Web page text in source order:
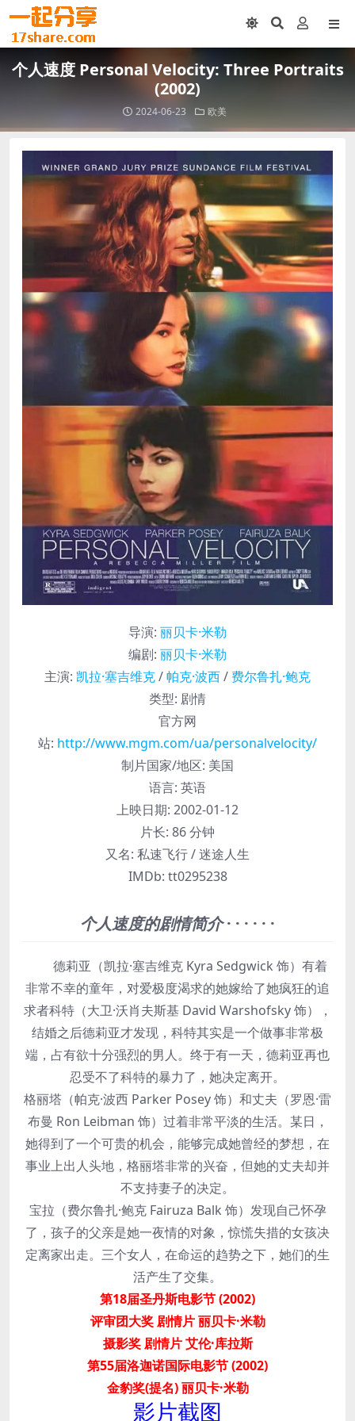
个人速度 Personal Velocity: Three Portraits
(2002)
2024-06-23 欧美
导演: 丽贝卡·米勒
编剧: 丽贝卡·米勒
主演: 凯拉·塞吉维克/帕克·波西/ 费尔鲁扎·鲍克
类型: 剧情
官方网
站: http://www.mgm.com/ua/personalvelocity/
制片国家/地区: 美国
语言: 英语
上映日期: 2002-01-12
片长: 86 分钟
又名: 私速飞行 / 迷途人生
IMDb: tt0295238
个人速度的剧情简介· · · · · ·
德莉亚（凯拉·塞吉维克 Kyra Sedgwick 饰）有着
非常不幸的童年，对爱极度渴求的她嫁给了她疯狂的追
求者科特（大卫·沃肖夫斯基 David Warshofsky 饰），
结婚之后德莉亚才发现，科特其实是一个做事非常极
端，占有欲十分强烈的男人。终于有一天，德莉亚再也
忍受不了科特的暴力了，她决定离开。
格丽塔（帕克·波西 Parker Posey 饰）和丈夫（罗恩·雷
布曼 Ron Leibman 饰）过着非常平淡的生活。某日，
她得到了一个可贵的机会，能够完成她曾经的梦想，在
事业上出人头地，格丽塔非常的兴奋，但她的丈夫却并
不支持妻子的决定。
宝拉（费尔鲁扎·鲍克 Fairuza Balk 饰）发现自己怀孕
了，孩子的父亲是她一夜情的对象，惊慌失措的女孩决
定离家出走。三个女人，在命运的趋势之下，她们的生
活产生了交集。
第18届圣丹斯电影节 (2002)
评审团大奖 剧情片 丽贝卡·米勒
摄影奖 剧情片 艾伦·库拉斯
第55届洛迦诺国际电影节 (2002)
金豹奖(提名) 丽贝卡·米勒
影片截图